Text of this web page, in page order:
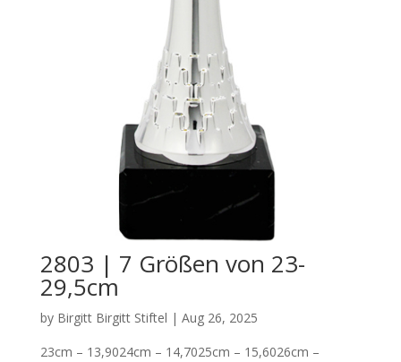
2803 | 7 Größen von 23-
29,5cm
by Birgitt Birgitt Stiftel | Aug 26, 2025
23cm – 13,9024cm – 14,7025cm – 15,6026cm –